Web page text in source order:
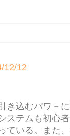
12/12
き込むパワ－
ステムも初心
ている。また